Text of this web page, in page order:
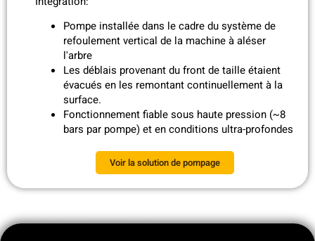
Pompe installée dans le cadre du système de
refoulement vertical de la machine à aléser
l'arbre
Les déblais provenant du front de taille étaient
évacués en les remontant continuellement à la
surface.
Fonctionnement fiable sous haute pression (~8
bars par pompe) et en conditions ultra-profondes
Voir la solution de pompage